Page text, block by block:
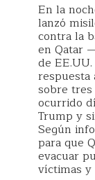
En la
lanzó
contra la
en Qatar
de
respuesta
sobre
ocurrido
Trump y
Según
para que
evacuar
víctimas y